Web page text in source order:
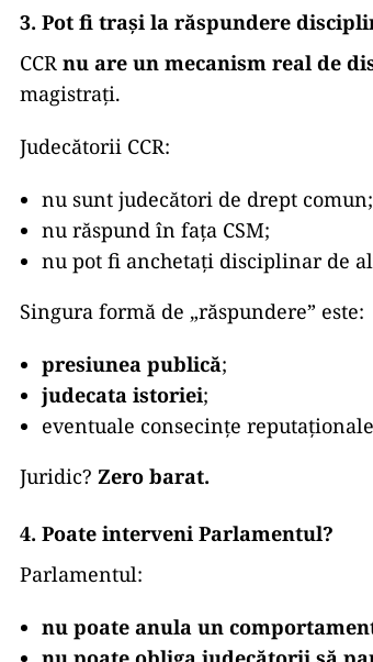
3. Pot fi trași la răspundere
CCR nu are un mecanism real de
magistrați.
Judecătorii CCR:
nu sunt judecători de drept comun;
nu răspund în fața CSM;
nu pot fi anchetați disciplinar de
Singura formă de „răspundere” este:
presiunea publică;
judecata istoriei;
eventuale consecințe
Juridic? Zero barat.
4. Poate interveni Parlamentul?
Parlamentul:
nu poate anula un